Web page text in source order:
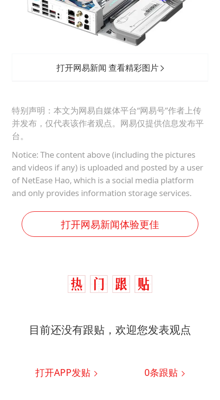
打开网易新闻 查看精彩图片
特别声明：本文为网易自媒体平台“网易号”作者上传
并发布，仅代表该作者观点。网易仅提供信息发布平
台。
Notice: The content above (including the pictures
and videos if any) is uploaded and posted by a user
of NetEase Hao, which is a social media platform
and only provides information storage services.
打开网易新闻体验更佳
目前还没有跟贴，欢迎您发表观点
打开APP发贴 0条跟贴